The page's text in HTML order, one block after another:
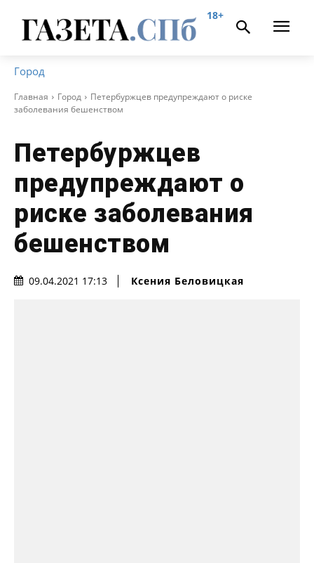
18+
Город
Главная Город
Петербуржцев предупреждают о риске
заболевания бешенством
Петербуржцев
предупреждают о
риске заболевания
бешенством
09.04.2021 17:13 Ксения Беловицкая